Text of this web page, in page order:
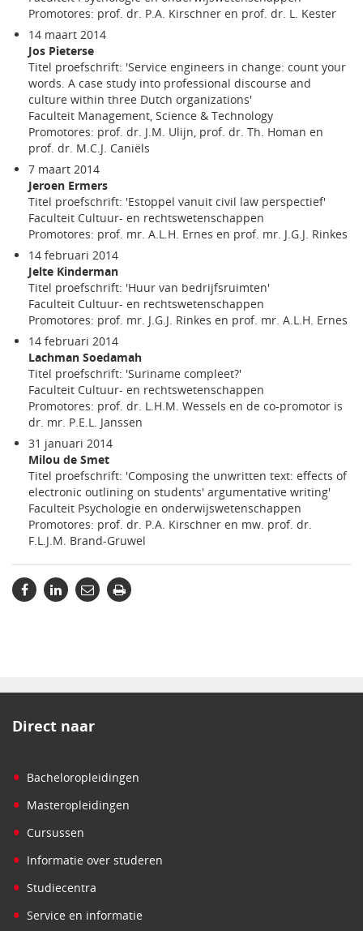
Promotores: prof. dr. P.A. Kirschner en prof. dr. L. Kester
14 maart 2014
Jos Pieterse
Titel proefschrift: 'Service engineers in change: count your
words. A case study into professional discourse and
culture within three Dutch organizations'
Faculteit Management, Science & Technology
Promotores: prof. dr. J.M. Ulijn, prof. dr. Th. Homan en
prof. dr. M.C.J. Caniëls
7 maart 2014
Jeroen Ermers
Titel proefschrift: 'Estoppel vanuit civil law perspectief'
Faculteit Cultuur- en rechtswetenschappen
Promotores: prof. mr. A.L.H. Ernes en prof. mr. J.G.J. Rinkes
14 februari 2014
Jelte Kinderman
Titel proefschrift: 'Huur van bedrijfsruimten'
Faculteit Cultuur- en rechtswetenschappen
Promotores: prof. mr. J.G.J. Rinkes en prof. mr. A.L.H. Ernes
14 februari 2014
Lachman Soedamah
Titel proefschrift: 'Suriname compleet?'
Faculteit Cultuur- en rechtswetenschappen
Promotores: prof. dr. L.H.M. Wessels en de co-promotor is
dr. mr. P.E.L. Janssen
31 januari 2014
Milou de Smet
Titel proefschrift: 'Composing the unwritten text: effects of
electronic outlining on students' argumentative writing'
Faculteit Psychologie en onderwijswetenschappen
Promotores: prof. dr. P.A. Kirschner en mw. prof. dr.
F.L.J.M. Brand-Gruwel
Direct naar
• Bacheloropleidingen
• Masteropleidingen
• Cursussen
• Informatie over studeren
• Studiecentra
• Service en informatie